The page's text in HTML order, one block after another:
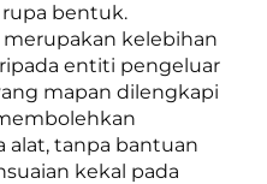
bentuk.
kelebihan
entiti pengeluar
mapan dilengkapi
alat, tanpa bantuan
kekal pada